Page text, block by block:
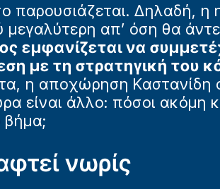
παρουσιάζεται. Δηλαδή, η
απ’ όση θα
εμφανίζεται να
με τη στρατηγική του
η αποχώρηση Καστανίδη
είναι άλλο: πόσοι ακόμη
βήμα;
νωρίς